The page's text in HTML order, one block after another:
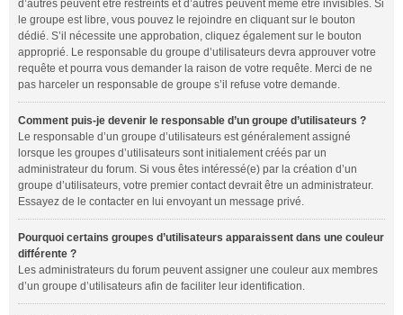
d’autres peuvent être restreints et d’autres peuvent même être invisibles. Si
le groupe est libre, vous pouvez le rejoindre en cliquant sur le bouton
dédié. S’il nécessite une approbation, cliquez également sur le bouton
approprié. Le responsable du groupe d’utilisateurs devra approuver votre
requête et pourra vous demander la raison de votre requête. Merci de ne
pas harceler un responsable de groupe s’il refuse votre demande.
Comment puis-je devenir le responsable d’un groupe d’utilisateurs ?
Le responsable d’un groupe d’utilisateurs est généralement assigné
lorsque les groupes d’utilisateurs sont initialement créés par un
administrateur du forum. Si vous êtes intéressé(e) par la création d’un
groupe d’utilisateurs, votre premier contact devrait être un administrateur.
Essayez de le contacter en lui envoyant un message privé.
Pourquoi certains groupes d’utilisateurs apparaissent dans une couleur
différente ?
Les administrateurs du forum peuvent assigner une couleur aux membres
d’un groupe d’utilisateurs afin de faciliter leur identification.